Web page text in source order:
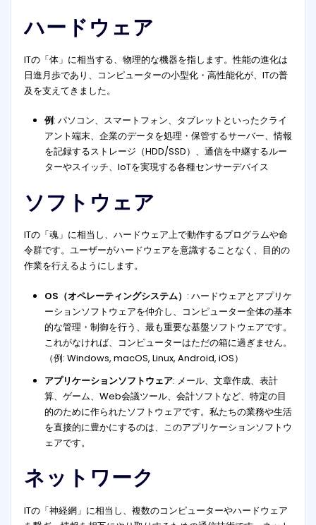
ハードウェア
ITの「体」に相当する、物理的な機器を指します。性能の進化は
日進月歩であり、コンピューターの小型化・高性能化が、ITの普
及を支えてきました。
例: パソコン、スマートフォン、タブレットといったクライ
アント端末、企業のデータを処理・保管するサーバー、情報
を記録するストレージ（HDD/SSD）、通信を中継するルー
ターやスイッチ、IoTを実現する各種センサーデバイス
ソフトウェア
ITの「魂」に相当し、ハードウェア上で動作するプログラムや命
令群です。ユーザーがハードウェアを意識することなく、目的の
作業を行えるようにします。
OS（オペレーティングシステム） : ハードウェアとアプリケ
ーションソフトウェアを仲介し、コンピューター全体の基本
的な管理・制御を行う、最も重要な基盤ソフトウェアです。
これがなければ、コンピューターはただの箱に過ぎません。
（例: Windows, macOS, Linux, Android, iOS）
アプリケーションソフトウェア: メール、文章作成、表計
算、ゲーム、Web会議ツール、会計ソフトなど、特定の目
的のために作られたソフトウェアです。私たちの業務や生活
を直接的に豊かにするのは、このアプリケーションソフトウ
ェアです。
ネットワーク
ITの「神経網」に相当し、複数のコンピューターやハードウェア